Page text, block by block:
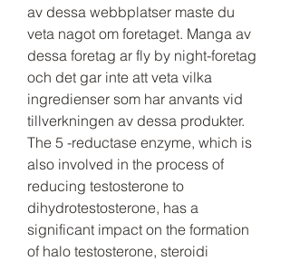
av dessa webbplatser maste du
veta nagot om foretaget. Manga av
dessa foretag ar fly by night-foretag
och det gar inte att veta vilka
ingredienser som har anvants vid
tillverkningen av dessa produkter.
The 5 -reductase enzyme, which is
also involved in the process of
reducing testosterone to
dihydrotestosterone, has a
significant impact on the formation
of halo testosterone, steroidi